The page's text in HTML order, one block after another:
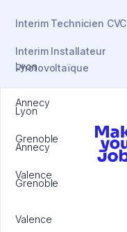
Interim Technicien CVC
Lyon
Annecy
Grenoble
Valence
Interim Installateur
Photovoltaïque
Lyon
Annecy
Grenoble
Valence